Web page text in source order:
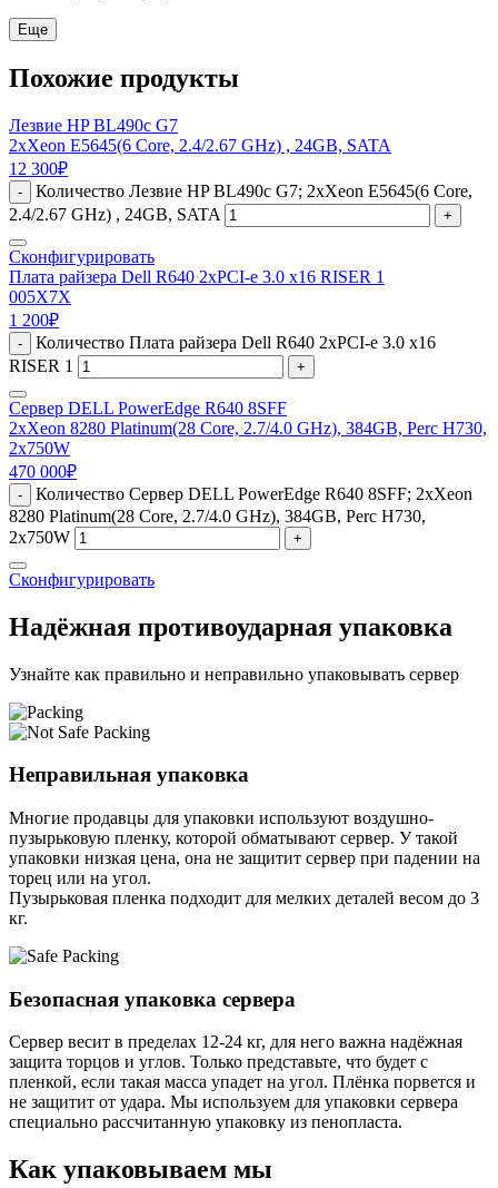
Еще
Похожие продукты
Лезвие HP BL490c G7
2xXeon E5645(6 Core, 2.4/2.67 GHz) , 24GB, SATA
12 300₽
-
Количество Лезвие HP BL490c G7; 2xXeon E5645(6 Core,
2.4/2.67 GHz) , 24GB, SATA
+
Сконфигурировать
Плата райзера Dell R640 2xPCI-e 3.0 x16 RISER 1
005X7X
1 200₽
-
Количество Плата райзера Dell R640 2xPCI-e 3.0 x16
RISER 1
+
Сервер DELL PowerEdge R640 8SFF
2xXeon 8280 Platinum(28 Core, 2.7/4.0 GHz), 384GB, Perc H730,
2x750W
470 000₽
-
Количество Сервер DELL PowerEdge R640 8SFF; 2xXeon
8280 Platinum(28 Core, 2.7/4.0 GHz), 384GB, Perc H730,
2x750W
+
Сконфигурировать
Надёжная противоударная упаковка
Узнайте как правильно и неправильно упаковывать сервер
Неправильная упаковка
Многие продавцы для упаковки используют воздушно-
пузырьковую пленку, которой обматывают сервер. У такой
упаковки низкая цена, она не защитит сервер при падении на
торец или на угол.
Пузырьковая пленка подходит для мелких деталей весом до 3
кг.
Безопасная упаковка сервера
Сервер весит в пределах 12-24 кг, для него важна надёжная
защита торцов и углов. Только представьте, что будет с
пленкой, если такая масса упадет на угол. Плёнка порвется и
не защитит от удара. Мы используем для упаковки сервера
специально расcчитанную упаковку из пенопласта.
Как упаковываем мы